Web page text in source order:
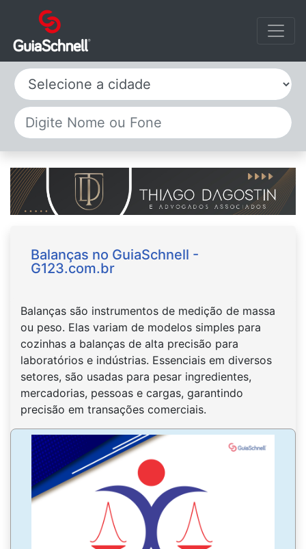
Selecione a cidade
Balanças no GuiaSchnell -
G123.com.br
Balanças são instrumentos de medição de massa
ou peso. Elas variam de modelos simples para
cozinhas a balanças de alta precisão para
laboratórios e indústrias. Essenciais em diversos
setores, são usadas para pesar ingredientes,
mercadorias, pessoas e cargas, garantindo
precisão em transações comerciais.